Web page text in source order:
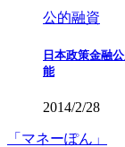
公的融資
日本政策金融
能
2014/2/28
「マネーぽん」